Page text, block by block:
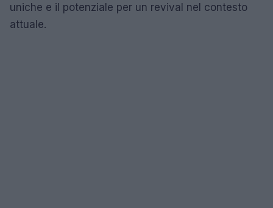
uniche e il potenziale per un revival nel contesto
attuale.